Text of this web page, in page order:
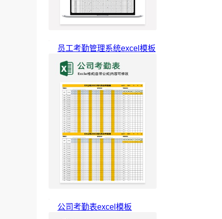
员工考勤管理系统excel模板
公司考勤表excel模板